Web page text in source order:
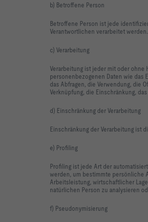
b) Betroffene Person
Betroffene Person ist jede
Verantwortlichen verarbeitet werden.
c) Verarbeitung
Verarbeitung ist jeder mit oder ohne
personenbezogenen Daten wie das
das Abfragen, die Verwendung, die
Verknüpfung, die Einschränkung,
d) Einschränkung der Verarbeitung
Einschränkung der Verarbeitung ist
e) Profiling
Profiling ist jede Art der
werden, um bestimmte persönliche
Arbeitsleistung, wirtschaftlicher
natürlichen Person zu analysieren
f) Pseudonymisierung